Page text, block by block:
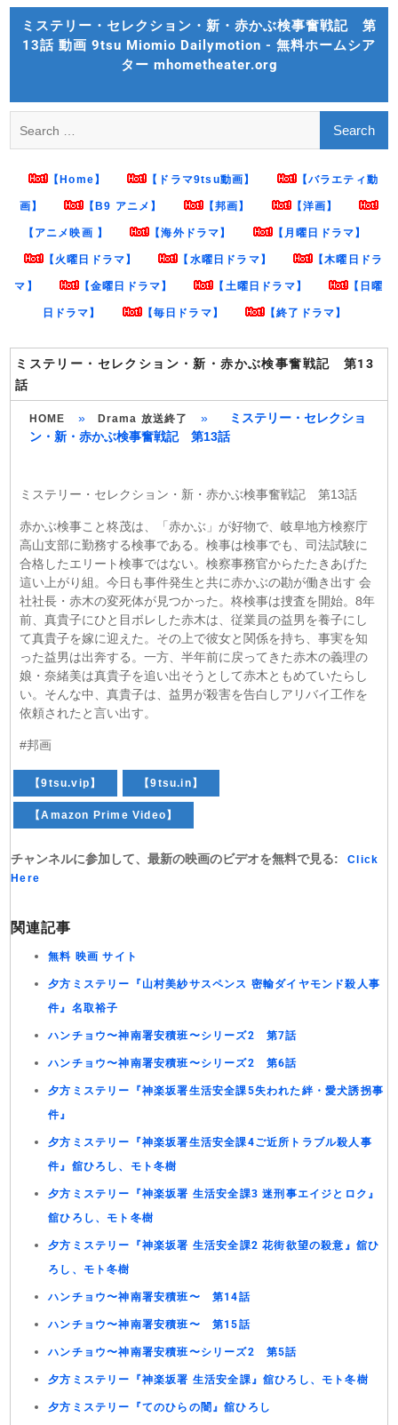
Skip
content
ミステリー・セレクション・新・赤かぶ検事奮戦記 第
13話 動画 9tsu Miomio Dailymotion - 無料ホームシア
ター mhometheater.org
for:
【Home】 【ドラマ9tsu動画】 【バラエティ動
画】 【B9 アニメ】 【邦画】 【洋画】
【アニメ映画 】 【海外ドラマ】 【月曜日ドラマ】
【火曜日ドラマ】 【水曜日ドラマ】 【木曜日ドラ
マ】 【金曜日ドラマ】 【土曜日ドラマ】 【日曜
日ドラマ】 【毎日ドラマ】 【終了ドラマ】
ミステリー・セレクション・新・赤かぶ検事奮戦記 第13
話
HOME » Drama 放送終了 »
ミステリー・セレクショ
ン・新・赤かぶ検事奮戦記 第13話
ミステリー・セレクション・新・赤かぶ検事奮戦記 第13話
赤かぶ検事こと柊茂は、「赤かぶ」が好物で、岐阜地方検察庁
高山支部に勤務する検事である。検事は検事でも、司法試験に
合格したエリート検事ではない。検察事務官からたたきあげた
這い上がり組。今日も事件発生と共に赤かぶの勘が働き出す 会
社社長・赤木の変死体が見つかった。柊検事は捜査を開始。8年
前、真貴子にひと目ボレした赤木は、従業員の益男を養子にし
て真貴子を嫁に迎えた。その上で彼女と関係を持ち、事実を知
った益男は出奔する。一方、半年前に戻ってきた赤木の義理の
娘・奈緒美は真貴子を追い出そうとして赤木ともめていたらし
い。そんな中、真貴子は、益男が殺害を告白しアリバイ工作を
依頼されたと言い出す。
#邦画
【9tsu.vip】 【9tsu.in】
【Amazon Prime Video】
チャンネルに参加して、最新の映画のビデオを無料で見る:
Click
Here
関連記事
無料 映画 サイト
夕方ミステリー『山村美紗サスペンス 密輸ダイヤモンド殺人事
件』名取裕子
ハンチョウ〜神南署安積班〜シリーズ2 第7話
ハンチョウ〜神南署安積班〜シリーズ2 第6話
夕方ミステリー『神楽坂署生活安全課5失われた絆・愛犬誘拐事
件』
夕方ミステリー『神楽坂署生活安全課4ご近所トラブル殺人事
件』舘ひろし、モト冬樹
夕方ミステリー『神楽坂署 生活安全課3 迷刑事エイジとロク』
舘ひろし、モト冬樹
夕方ミステリー『神楽坂署 生活安全課2 花街欲望の殺意』舘ひ
ろし、モト冬樹
ハンチョウ〜神南署安積班〜 第14話
ハンチョウ〜神南署安積班〜 第15話
ハンチョウ〜神南署安積班〜シリーズ2 第5話
夕方ミステリー『神楽坂署 生活安全課』舘ひろし、モト冬樹
夕方ミステリー『てのひらの闇』舘ひろし